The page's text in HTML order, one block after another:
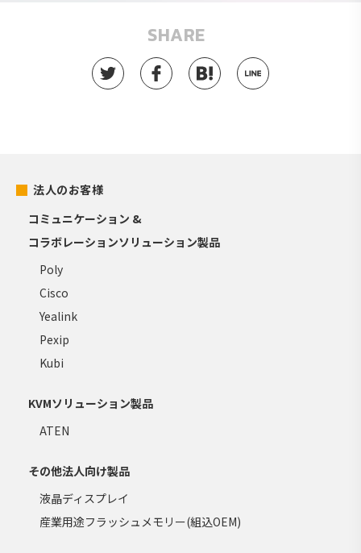
SHARE
法人のお客様
コミュニケーション &
コラボレーションソリューション製品
Poly
Cisco
Yealink
Pexip
Kubi
KVMソリューション製品
ATEN
その他法人向け製品
液晶ディスプレイ
産業用途フラッシュメモリー(組込OEM)